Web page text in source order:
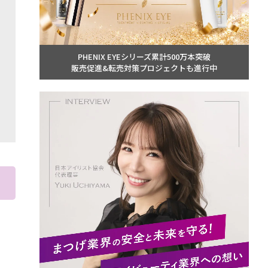
PHENIX EYEシリーズ累計500万本突破
販売促進&転売対策プロジェクトも進行中